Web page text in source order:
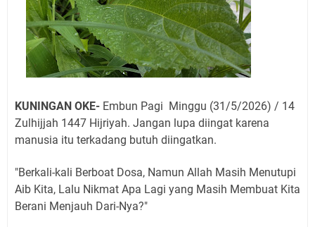
KUNINGAN OKE- Embun Pagi Minggu (31/5/2026) / 14
Zulhijjah 1447 Hijriyah. Jangan lupa diingat karena
manusia itu terkadang butuh diingatkan.
"Berkali-kali Berboat Dosa, Namun Allah Masih Menutupi
Aib Kita, Lalu Nikmat Apa Lagi yang Masih Membuat Kita
Berani Menjauh Dari-Nya?"